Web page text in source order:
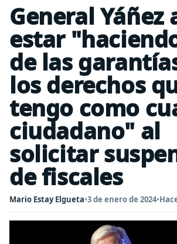
General
estar
de las
los derechos
tengo como
ciudadano" al
solicitar
de fiscales
Mario Estay Elgueta•3 de enero de 2024•